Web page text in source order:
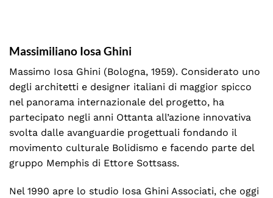
Massimiliano Iosa Ghini
Massimo Iosa Ghini (Bologna, 1959). Considerato uno
degli architetti e designer italiani di maggior spicco
nel panorama internazionale del progetto, ha
partecipato negli anni Ottanta all’azione innovativa
svolta dalle avanguardie progettuali fondando il
movimento culturale Bolidismo e facendo parte del
gruppo Memphis di Ettore Sottsass.
Nel 1990 apre lo studio Iosa Ghini Associati, che oggi